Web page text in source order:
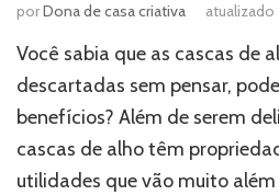
porDona de casa criativa atualizado
Você sabia que as cascas de
descartadas sem pensar,
benefícios? Além de serem
cascas de alho têm
utilidades que vão muito